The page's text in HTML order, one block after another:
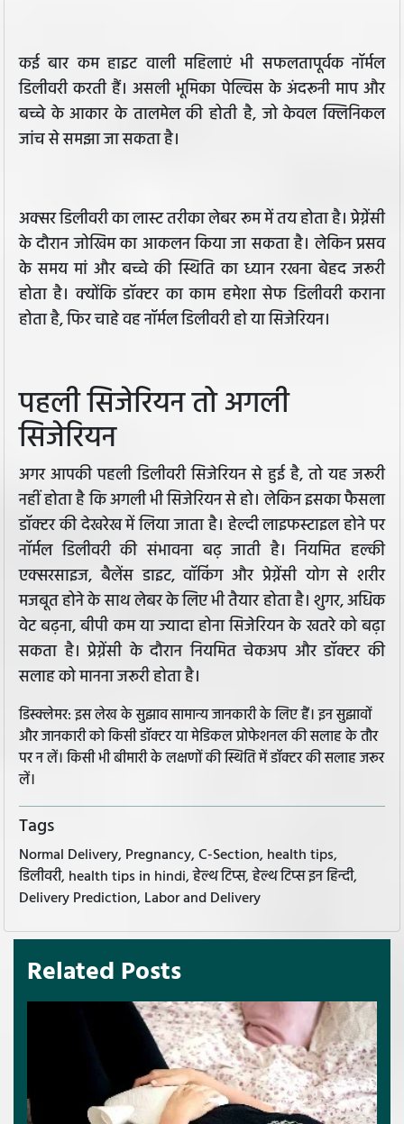
कई बार कम हाइट वाली महिलाएं भी सफलतापूर्वक नॉर्मल
डिलीवरी करती हैं। असली भूमिका पेल्विस के अंदरूनी माप और
बच्चे के आकार के तालमेल की होती है, जो केवल क्लिनिकल
जांच से समझा जा सकता है।
अक्सर डिलीवरी का लास्ट तरीका लेबर रूम में तय होता है। प्रेग्नेंसी
के दौरान जोखिम का आकलन किया जा सकता है। लेकिन प्रसव
के समय मां और बच्चे की स्थिति का ध्यान रखना बेहद जरूरी
होता है। क्योंकि डॉक्टर का काम हमेशा सेफ डिलीवरी कराना
होता है, फिर चाहे वह नॉर्मल डिलीवरी हो या सिजेरियन।
पहली सिजेरियन तो अगली
सिजेरियन
अगर आपकी पहली डिलीवरी सिजेरियन से हुई है, तो यह जरूरी
नहीं होता है कि अगली भी सिजेरियन से हो। लेकिन इसका फैसला
डॉक्टर की देखरेख में लिया जाता है। हेल्दी लाइफस्टाइल होने पर
नॉर्मल डिलीवरी की संभावना बढ़ जाती है। नियमित हल्की
एक्सरसाइज, बैलेंस डाइट, वॉकिंग और प्रेग्नेंसी योग से शरीर
मजबूत होने के साथ लेबर के लिए भी तैयार होता है। शुगर, अधिक
वेट बढ़ना, बीपी कम या ज्यादा होना सिजेरियन के खतरे को बढ़ा
सकता है। प्रेग्नेंसी के दौरान नियमित चेकअप और डॉक्टर की
सलाह को मानना जरूरी होता है।
डिस्क्लेमर: इस लेख के सुझाव सामान्य जानकारी के लिए हैं। इन सुझावों
और जानकारी को किसी डॉक्टर या मेडिकल प्रोफेशनल की सलाह के तौर
पर न लें। किसी भी बीमारी के लक्षणों की स्थिति में डॉक्टर की सलाह जरूर
लें।
Tags
Normal Delivery, Pregnancy, C-Section, health tips,
डिलीवरी, health tips in hindi, हेल्थ टिप्स, हेल्थ टिप्स इन हिन्दी,
Delivery Prediction, Labor and Delivery
Related Posts